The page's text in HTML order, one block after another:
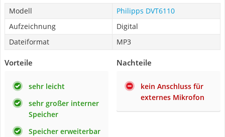
Modell
Philipps DVT6110
Aufzeichnung
Digital
Dateiformat
MP3
Vorteile
sehr leicht
sehr großer interner
Speicher
Speicher erweiterbar
Nachteile
kein Anschluss für
externes Mikrofon